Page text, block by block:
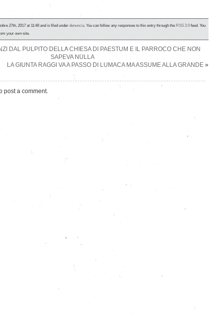
27th, 2017 at 11:48 and is filed underdenuncia. You can follow any responses to this entry through theRSS 2.0feed. You
your own site.
DAL PULPITO DELLA CHIESA DI PAESTUM E IL PARROCO CHE NON
SAPEVA NULLA
LA GIUNTA RAGGI VA A PASSO DI LUMACA MA ASSUME ALLA GRANDE »
post a comment.